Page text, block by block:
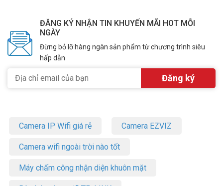
Giảm đến 80% lượng chất béo – An toàn sức
khỏe
ĐĂNG KÝ NHẬN TIN KHUYẾN MÃI HOT MỖI
NGÀY
Đừng bỏ lỡ hàng ngàn sản phẩm từ chương trình siêu
hấp dẫn
Camera IP Wifi giá rẻ Camera EZVIZ
Camera wifi ngoài trời nào tốt
Máy chấm công nhận diện khuôn mặt